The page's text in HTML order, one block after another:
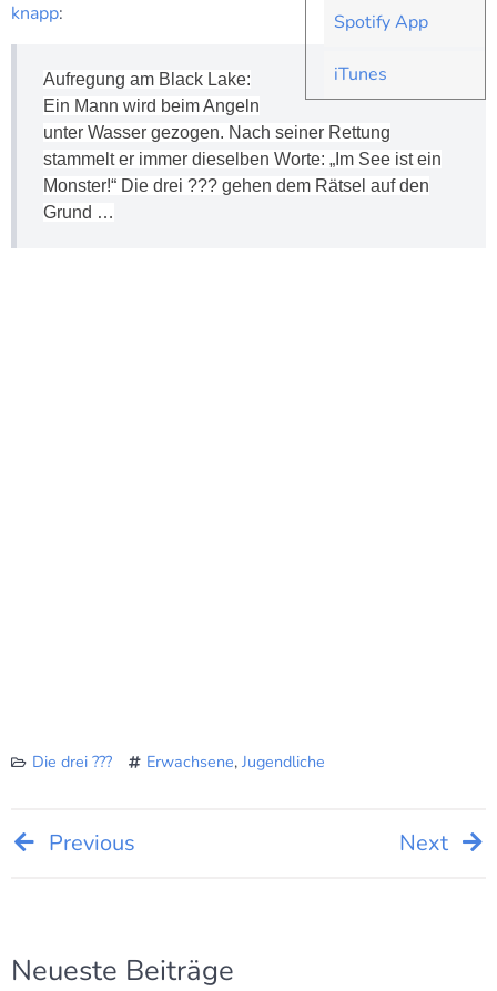
Spotify App
iTunes
knapp:
Aufregung am Black Lake:
Ein Mann wird beim Angeln
unter Wasser gezogen. Nach seiner Rettung
stammelt er immer dieselben Worte: „Im See ist ein
Monster!“ Die drei ??? gehen dem Rätsel auf den
Grund …
Die drei ??? Erwachsene, Jugendliche
Beitragsnavigation
Previous Next
Neueste Beiträge